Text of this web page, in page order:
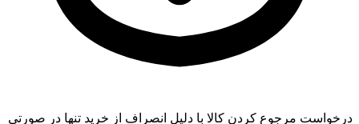
درخواست مرجوع کردن کالا با دلیل انصراف از خرید تنها در صورتی